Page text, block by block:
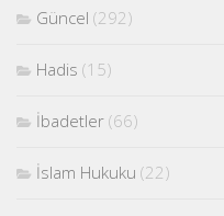
Güncel (292)
Hadis (15)
İbadetler (66)
İslam Hukuku (22)